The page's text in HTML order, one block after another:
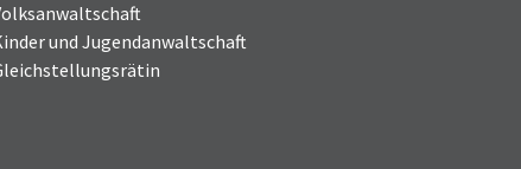
und Jugendanwaltschaft